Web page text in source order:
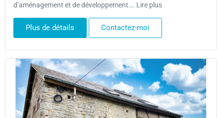
d’aménagement et de développement…. Lire plus
Plus de détails Contactez-moi